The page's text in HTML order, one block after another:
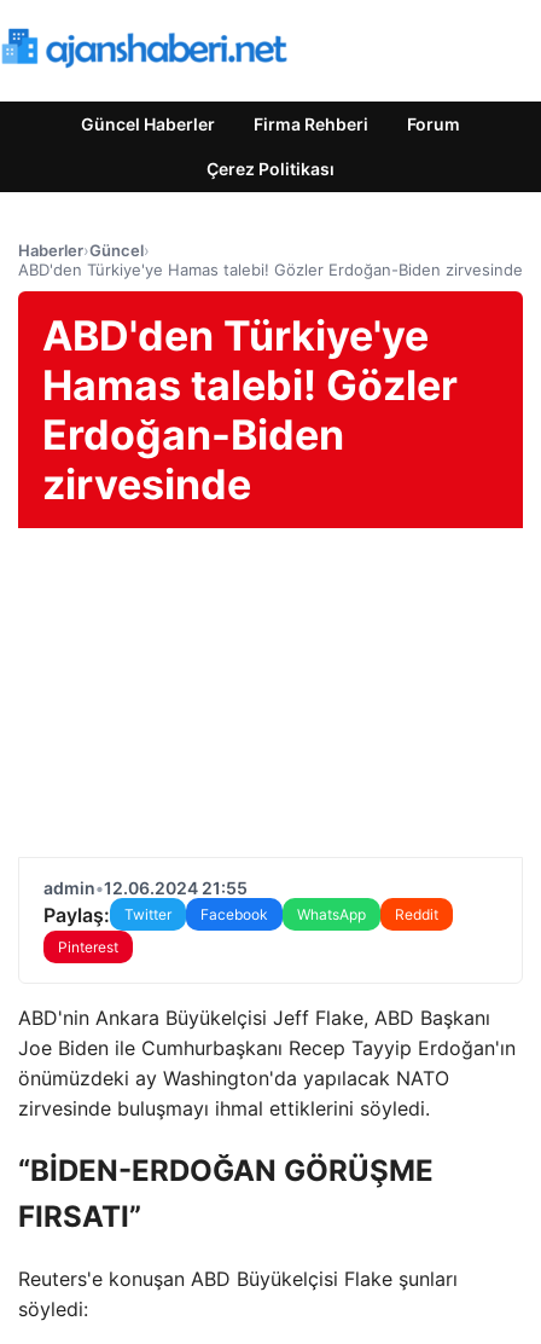
Güncel Haberler Firma Rehberi Forum
Çerez Politikası
Haberler›Güncel›
ABD'den Türkiye'ye Hamas talebi! Gözler Erdoğan-Biden zirvesinde
ABD'den Türkiye'ye
Hamas talebi! Gözler
Erdoğan-Biden
zirvesinde
admin•12.06.2024 21:55
Paylaş: Twitter Facebook WhatsApp
Reddit
Pinterest
ABD'nin Ankara Büyükelçisi Jeff Flake, ABD Başkanı
Joe Biden ile Cumhurbaşkanı Recep Tayyip Erdoğan'ın
önümüzdeki ay Washington'da yapılacak NATO
zirvesinde buluşmayı ihmal ettiklerini söyledi.
“BİDEN-ERDOĞAN GÖRÜŞME
FIRSATI”
Reuters'e konuşan ABD Büyükelçisi Flake şunları
söyledi: